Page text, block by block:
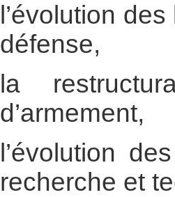
l’évolution
défense,
la
d’armement,
l’évolution
recherche et